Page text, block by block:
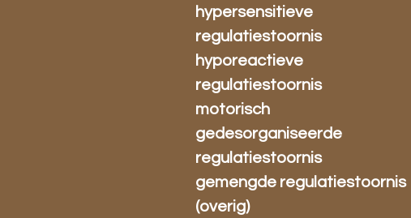
hypersensitieve
regulatiestoornis
hyporeactieve
regulatiestoornis
motorisch
gedesorganiseerde
regulatiestoornis
gemengde regulatiestoornis
(overig)